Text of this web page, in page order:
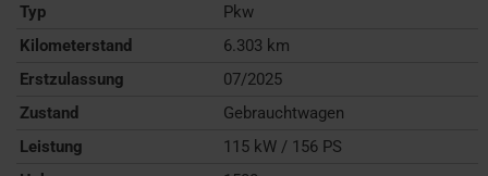
Typ
Pkw
Kilometerstand
6.303 km
Erstzulassung
07/2025
Zustand
Gebrauchtwagen
Leistung
115 kW / 156 PS